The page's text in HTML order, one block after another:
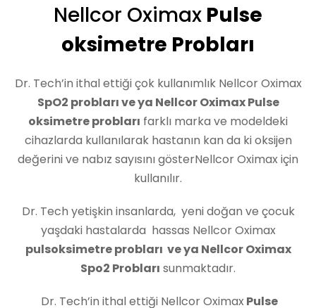
Nellcor Oximax Pulse
oksimetre Probları
Dr. Tech’in ithal ettiği çok kullanımlık Nellcor Oximax
SpO2 probları ve ya Nellcor Oximax Pulse
oksimetre probları farklı marka ve modeldeki
cihazlarda kullanılarak hastanın kan da ki oksijen
değerini ve nabız sayısını gösterNellcor Oximax için
kullanılır.
Dr. Tech yetişkin insanlarda, yeni doğan ve çocuk
yaşdaki hastalarda hassas Nellcor Oximax
pulsoksimetre probları ve ya Nellcor Oximax
Spo2 Probları sunmaktadır.
Dr. Tech’in ithal ettiği Nellcor OximaxPulse